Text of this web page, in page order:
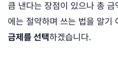
큼 낸다는 장점이 있으나 총
에는 절약하며 쓰는 법을 알기
금제를 선택하겠습니다.